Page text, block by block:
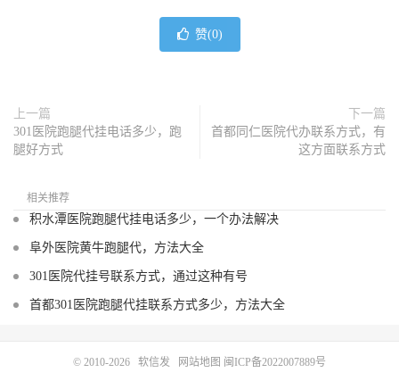
赞(0)
上一篇
301医院跑腿代挂电话多少，跑
腿好方式
下一篇
首都同仁医院代办联系方式，有
这方面联系方式
相关推荐
积水潭医院跑腿代挂电话多少，一个办法解决
阜外医院黄牛跑腿代，方法大全
301医院代挂号联系方式，通过这种有号
首都301医院跑腿代挂联系方式多少，方法大全
© 2010-2026 软信发 网站地图 闽ICP备2022007889号